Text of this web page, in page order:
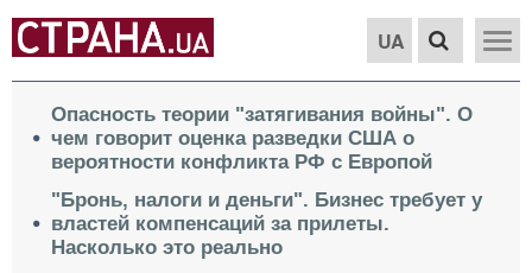
UA
Опасность теории "затягивания войны". О
чем говорит оценка разведки США о
вероятности конфликта РФ с Европой
"Бронь, налоги и деньги". Бизнес требует у
властей компенсаций за прилеты.
Насколько это реально